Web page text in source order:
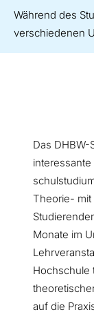
Während des
verschiedenen
Das
Theorie- mit
Monate im
Hochschule
auf die